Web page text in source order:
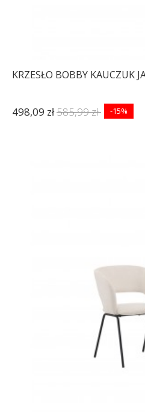
KRZESŁO BOBBY KAUCZUK
498,09 zł585,99 zł -15%